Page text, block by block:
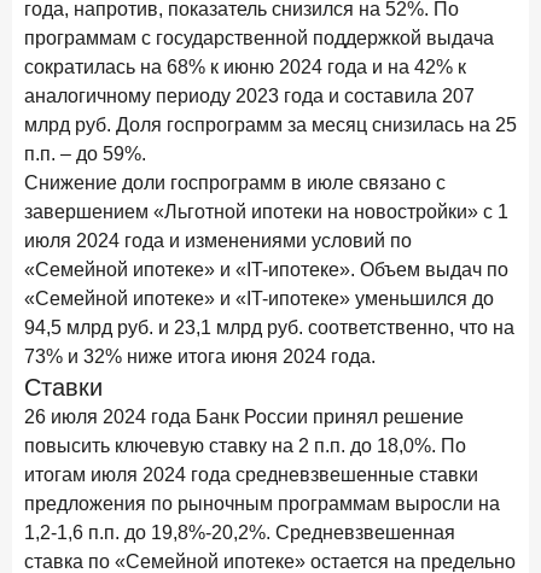
18 февраля 2026 года ИССЛЕДОВАНИЕ
Не по цене, а по ценности: как россияне выбирали
подписки в 2025 году?
17 февраля 2026 года
Бизнес на маркетплейсах: новичкам здесь больше не
место
6 февраля 2026 года ИССЛЕДОВАНИЕ
По итогам января 2026 года объем выдач кредитов
составил 822,8 млрд руб.
2 февраля 2026 года
Premium Banking в 2025 году: портрет клиента, тренды
и стратегии банков
30 января 2026 года ИССЛЕДОВАНИЕ
Главные «болевые точки» бизнеса при открытии
расчетного счета в банках
26 января 2026 года
года, напротив, показатель снизился на 52%. По
программам с государственной поддержкой выдача
сократилась на 68% к июню 2024 года и на 42% к
аналогичному периоду 2023 года и составила 207
млрд руб. Доля госпрограмм за месяц снизилась на 25
п.п. – до 59%.
Снижение доли госпрограмм в июле связано с
завершением «Льготной ипотеки на новостройки» с 1
июля 2024 года и изменениями условий по
«Семейной ипотеке» и «IT-ипотеке». Объем выдач по
«Семейной ипотеке» и «IT-ипотеке» уменьшился до
94,5 млрд руб. и 23,1 млрд руб. соответственно, что на
73% и 32% ниже итога июня 2024 года.
Ставки
26 июля 2024 года Банк России принял решение
повысить ключевую ставку на 2 п.п. до 18,0%. По
итогам июля 2024 года средневзвешенные ставки
предложения по рыночным программам выросли на
1,2-1,6 п.п. до 19,8%-20,2%. Средневзвешенная
ставка по «Семейной ипотеке» остается на предельно